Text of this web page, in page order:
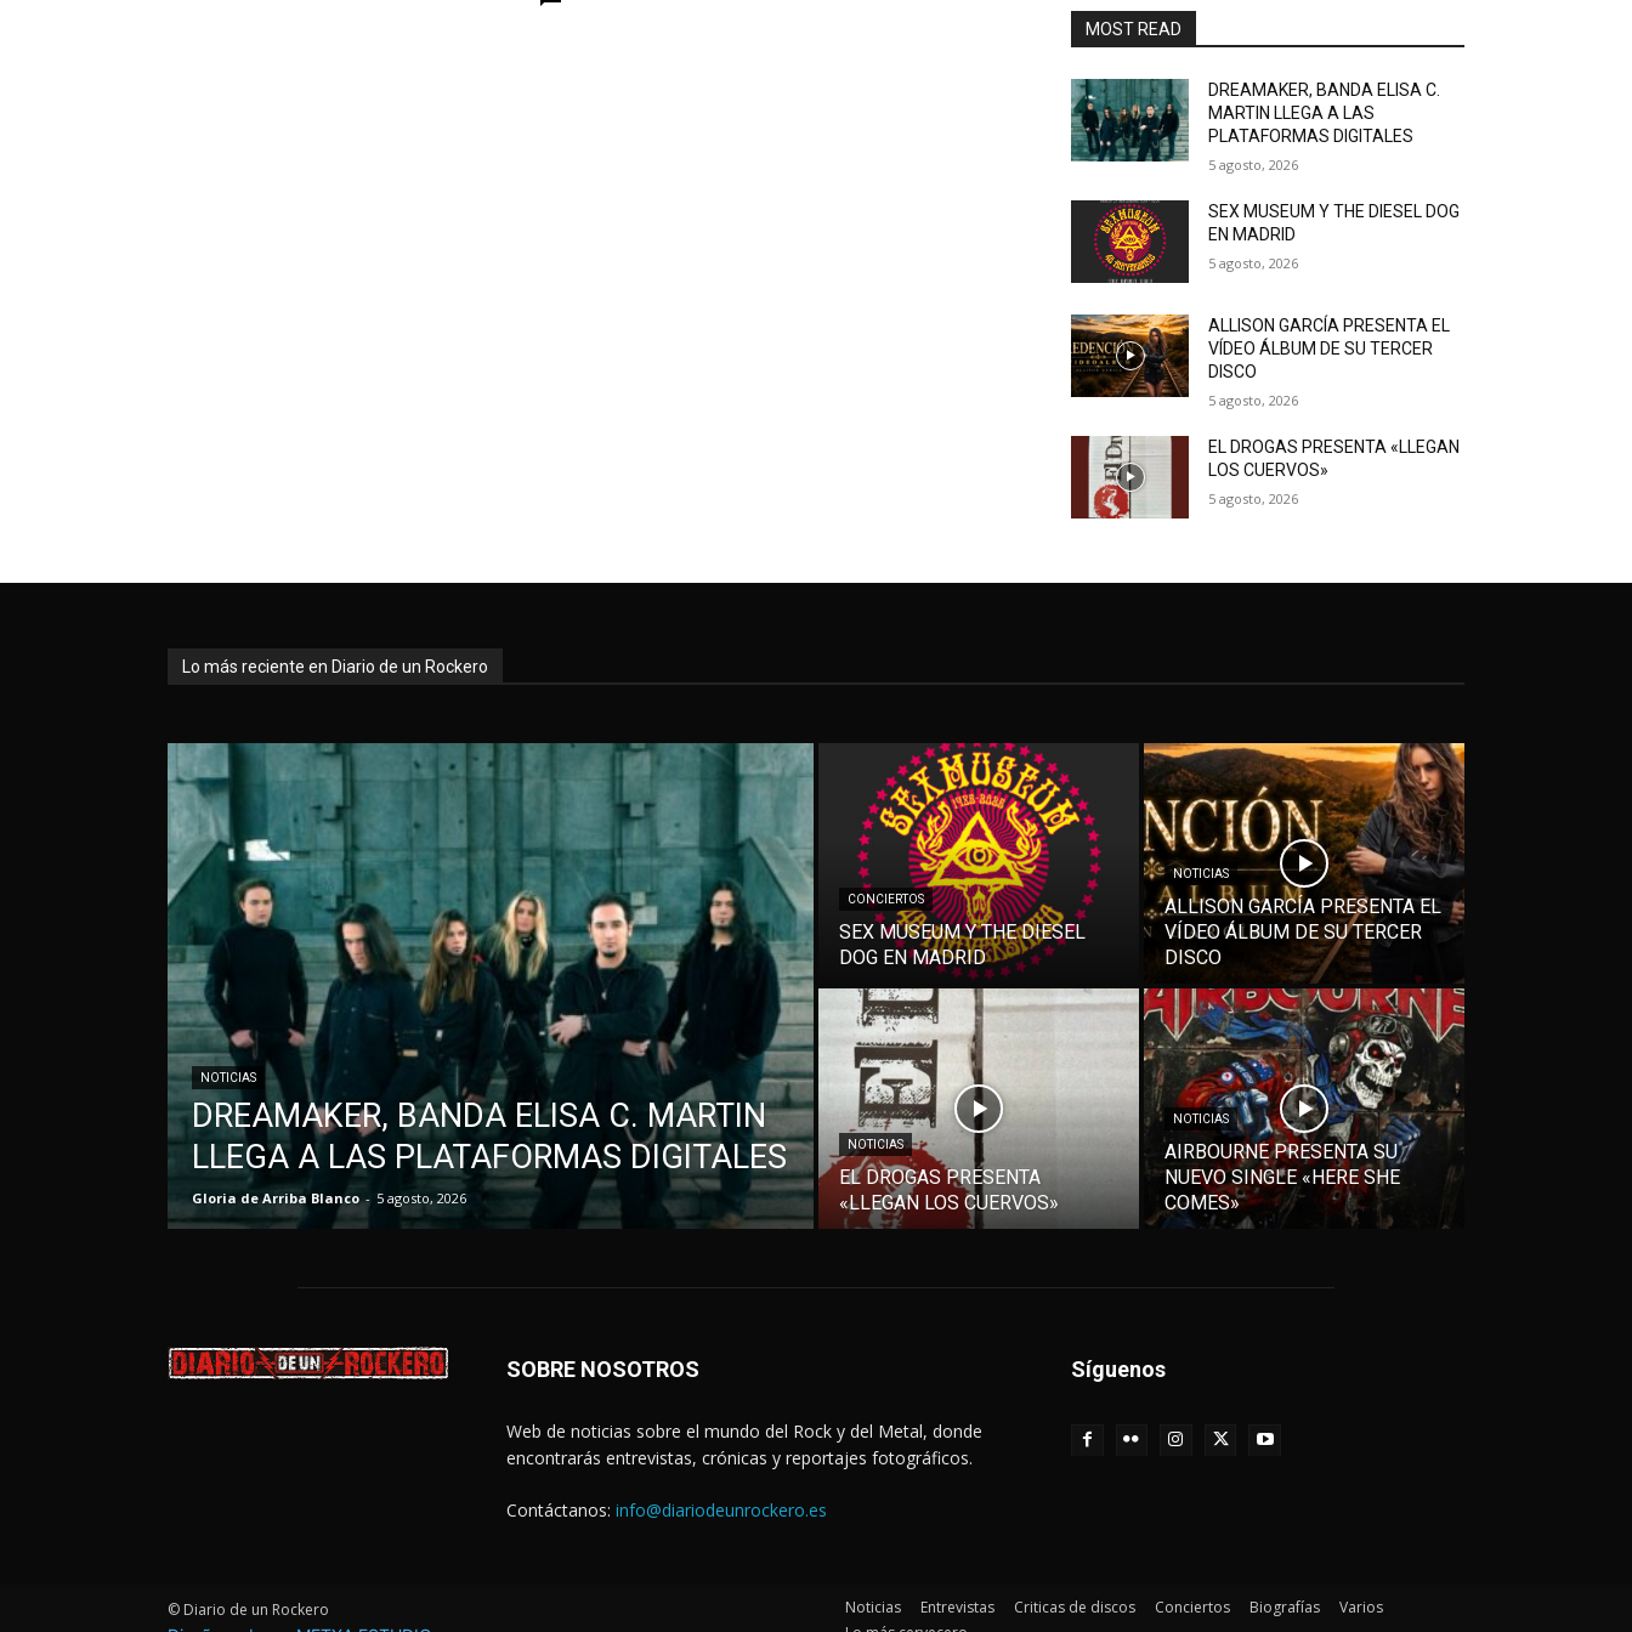
MOST READ
DREAMAKER, BANDA ELISA C.
MARTIN LLEGA A LAS
PLATAFORMAS DIGITALES
5 agosto, 2026
SEX MUSEUM Y THE DIESEL DOG
EN MADRID
5 agosto, 2026
ALLISON GARCÍA PRESENTA EL
VÍDEO ÁLBUM DE SU TERCER
DISCO
5 agosto, 2026
EL DROGAS PRESENTA «LLEGAN
LOS CUERVOS»
5 agosto, 2026
Lo más reciente en Diario de un Rockero
NOTICIAS
DREAMAKER, BANDA ELISA C. MARTIN
LLEGA A LAS PLATAFORMAS DIGITALES
Gloria de Arriba Blanco - 5 agosto, 2026
CONCIERTOS
SEX MUSEUM Y THE DIESEL
DOG EN MADRID
NOTICIAS
ALLISON GARCÍA PRESENTA EL
VÍDEO ÁLBUM DE SU TERCER
DISCO
NOTICIAS
EL DROGAS PRESENTA
«LLEGAN LOS CUERVOS»
NOTICIAS
AIRBOURNE PRESENTA SU
NUEVO SINGLE «HERE SHE
COMES»
SOBRE NOSOTROS
Web de noticias sobre el mundo del Rock y del Metal, donde
encontrarás entrevistas, crónicas y reportajes fotográficos.
Contáctanos: info@diariodeunrockero.es
Síguenos
© Diario de un Rockero
Noticias Entrevistas Criticas de discos Conciertos Biografías
Varios